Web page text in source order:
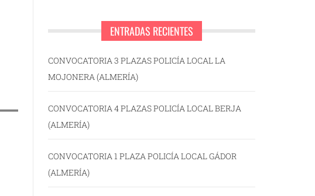
ENTRADAS RECIENTES
CONVOCATORIA 3 PLAZAS POLICÍA LOCAL LA
MOJONERA (ALMERÍA)
CONVOCATORIA 4 PLAZAS POLICÍA LOCAL BERJA
(ALMERÍA)
CONVOCATORIA 1 PLAZA POLICÍA LOCAL GÁDOR
(ALMERÍA)